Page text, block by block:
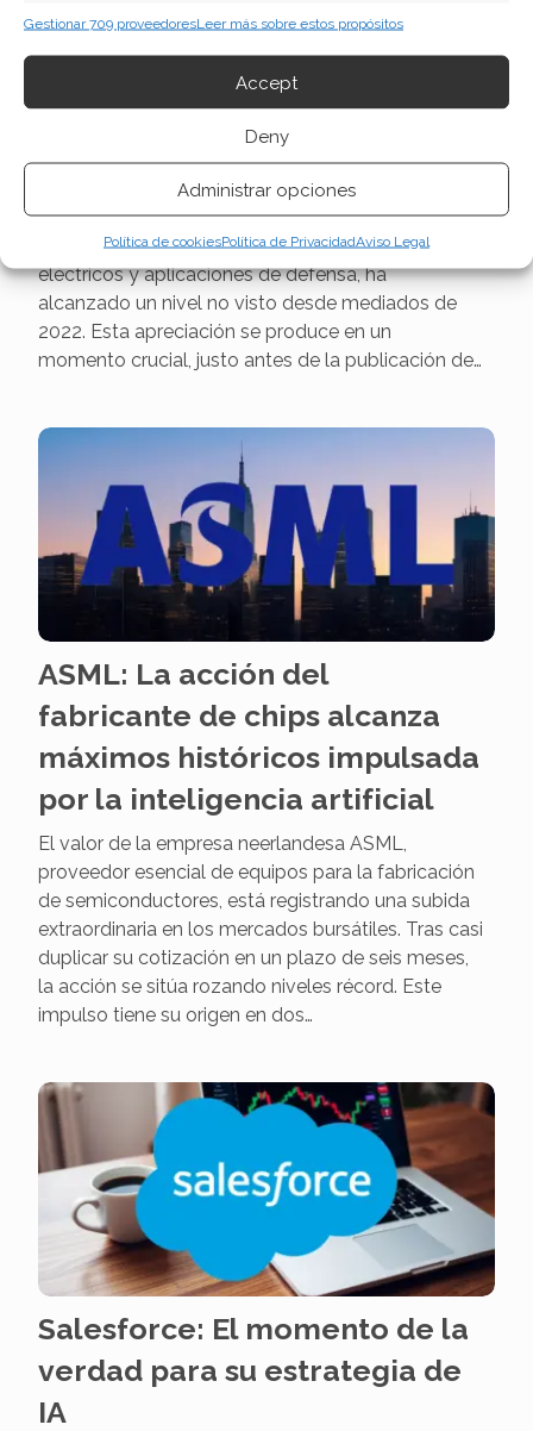
Gestionar 709 proveedoresLeer más sobre estos propósitos
Accept
Deny
Administrar opciones
Política de cookiesPolítica de PrivacidadAviso Legal
MP Materials: El óxido de NdPr
supera un umbral estratégico
El precio de referencia del óxido de neodimio-
praseodimio (NdPr), un componente esencial para
los imanes de alta potencia utilizados en vehículos
eléctricos y aplicaciones de defensa, ha
alcanzado un nivel no visto desde mediados de
2022. Esta apreciación se produce en un
momento crucial, justo antes de la publicación de…
ASML: La acción del
fabricante de chips alcanza
máximos históricos impulsada
por la inteligencia artificial
El valor de la empresa neerlandesa ASML,
proveedor esencial de equipos para la fabricación
de semiconductores, está registrando una subida
extraordinaria en los mercados bursátiles. Tras casi
duplicar su cotización en un plazo de seis meses,
la acción se sitúa rozando niveles récord. Este
impulso tiene su origen en dos…
Salesforce: El momento de la
verdad para su estrategia de
IA